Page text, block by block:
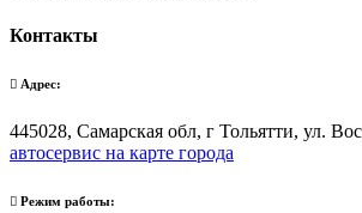
Контакты
Адрес:
445028, Самарская обл, г Тольятти, ул.
автосервис на карте города
Режим работы: